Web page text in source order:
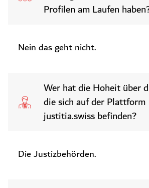
Profilen am Laufen
Nein das geht nicht.
Wer hat die Hoheit über
die sich auf der Plattform
justitia.swiss befinden?
Die Justizbehörden.